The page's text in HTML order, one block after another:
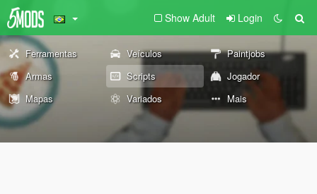
Show Adult Login
Ferramentas Veículos
Paintjobs
Armas
Scripts
Jogador
Mapas
Variados Mais